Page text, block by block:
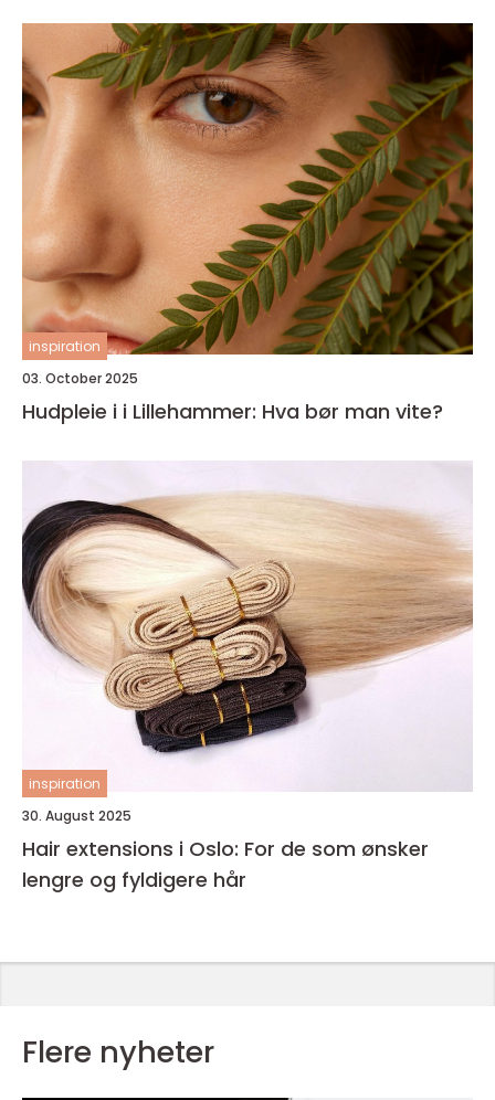
inspiration
03. October 2025
Hudpleie i i Lillehammer: Hva bør man vite?
inspiration
30. August 2025
Hair extensions i Oslo: For de som ønsker
lengre og fyldigere hår
Flere nyheter